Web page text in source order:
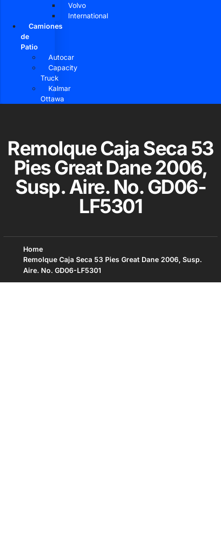
Volvo
International
Camiones
de
Patio
Autocar
Capacity
Truck
Kalmar
Ottawa
Remolque Caja Seca 53
Pies Great Dane 2006,
Susp. Aire. No. GD06-
LF5301
Home
Remolque Caja Seca 53 Pies Great Dane 2006, Susp.
Aire. No. GD06-LF5301